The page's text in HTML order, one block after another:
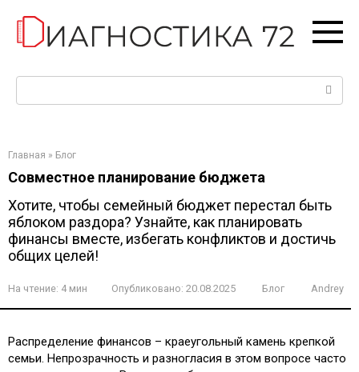
контенту
Главная » Блог
Совместное планирование бюджета
Хотите, чтобы семейный бюджет перестал быть
яблоком раздора? Узнайте, как планировать
финансы вместе, избегать конфликтов и достичь
общих целей!
На чтение: 4 мин Опубликовано: 20.08.2025 Блог Andrey
Распределение финансов – краеугольный камень крепкой
семьи. Непрозрачность и разногласия в этом вопросе часто